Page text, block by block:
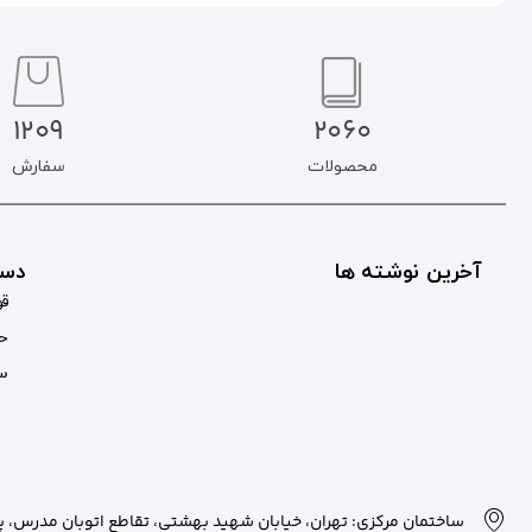
2060
محصولات
1209
سفارش
آخرین نوشته ها
ساختمان مرکزی: تهران، خیابان شهید بهشتی، تقاطع اتوبان مدرس،